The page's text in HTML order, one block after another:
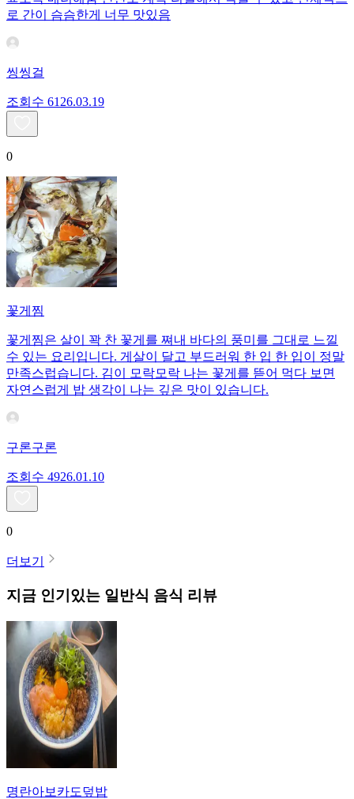
로 간이 슴슴한게 너무 맛있음
씽씽걸
조회수 61 26.03.19
0
꽃게찜
꽃게찜은 살이 꽉 찬 꽃게를 쪄내 바다의 풍미를 그대로 느낄
수 있는 요리입니다. 게살이 달고 부드러워 한 입 한 입이 정말
만족스럽습니다. 김이 모락모락 나는 꽃게를 뜯어 먹다 보면
자연스럽게 밥 생각이 나는 깊은 맛이 있습니다.
구론구론
조회수 4926.01.10
0
더보기
지금 인기있는 일반식 음식 리뷰
명란아보카도덮밥